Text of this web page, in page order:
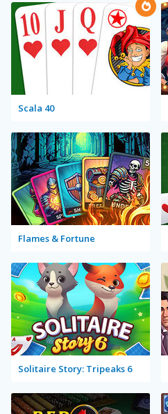
Scala 40
Flames & Fortune
Solitaire Story: Tripeaks 6